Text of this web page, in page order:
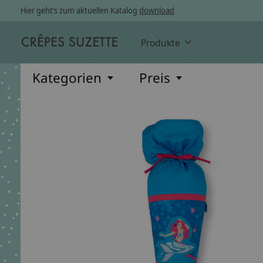
Hier geht’s zum aktuellen Katalog download
Produkte
Kategorien Preis